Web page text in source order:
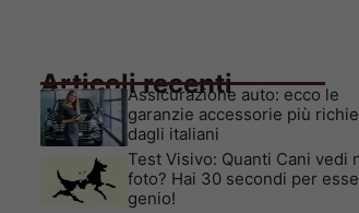
Articoli recenti
Assicurazione auto: ecco le
garanzie accessorie più
dagli italiani
Test Visivo: Quanti Cani vedi
foto? Hai 30 secondi per
genio!